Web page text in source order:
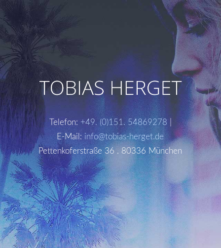
Telefon: +49. (0)151. 54869278
E-Mail: info@tobias-herget.de
Pettenkoferstraße 36 . 80336 München